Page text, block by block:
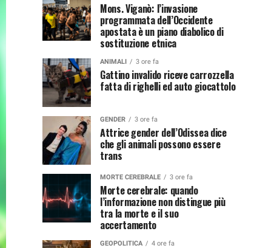
Mons. Viganò: l’invasione
programmata dell’Occidente
apostata è un piano diabolico di
sostituzione etnica
ANIMALI 3 ore fa
Gattino invalido riceve carrozzella
fatta di righelli ed auto giocattolo
GENDER 3 ore fa
Attrice gender dell’Odissea dice
che gli animali possono essere
trans
MORTE CEREBRALE 3 ore fa
Morte cerebrale: quando
l’informazione non distingue più
tra la morte e il suo
accertamento
GEOPOLITICA 4 ore fa